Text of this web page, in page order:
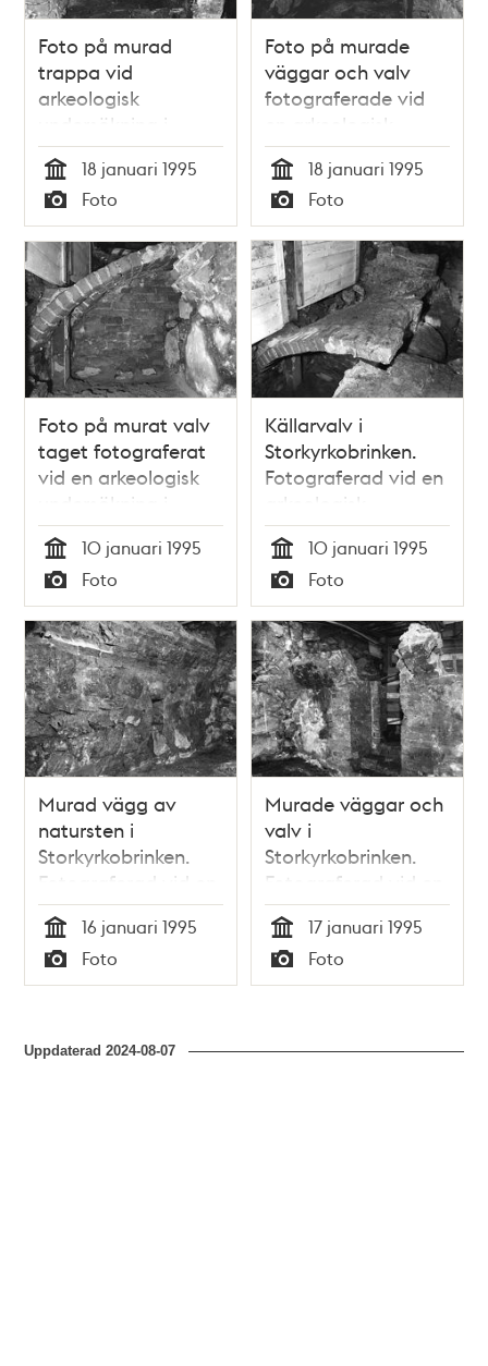
Foto på murad
trappa vid
arkeologisk
undersökning i
Storkyrkobrinken
Tid
18 januari 1995
Typ
Foto
Foto på murade
väggar och valv
fotograferade vid
en arkeologisk
undersökning i
Storkyrkobrinken
Tid
18 januari 1995
Typ
Foto
Foto på murat valv
taget fotograferat
vid en arkeologisk
undersökning i
Storkyrkobrinken
Tid
10 januari 1995
Typ
Foto
Källarvalv i
Storkyrkobrinken.
Fotograferad vid en
arkeologisk
undersökning.
Tid
10 januari 1995
Typ
Foto
Murad vägg av
natursten i
Storkyrkobrinken.
Fotograferad vid en
arkeologisk
undersökning.
Tid
16 januari 1995
Typ
Foto
Murade väggar och
valv i
Storkyrkobrinken.
Fotograferad vid en
arkeologisk
undersökning.
Tid
17 januari 1995
Typ
Foto
Uppdaterad2024-08-07